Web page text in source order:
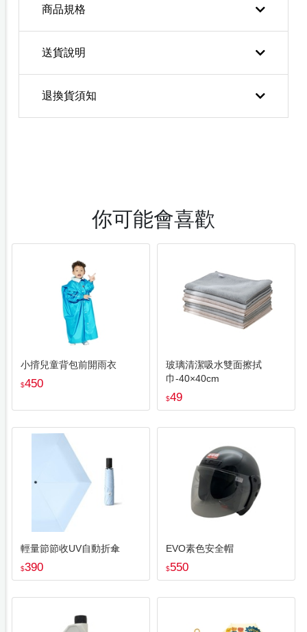
商品規格
送貨說明
退換貨須知
你可能會喜歡
小揹兒童背包前開雨衣
$450
玻璃清潔吸水雙面擦拭
巾-40×40cm
$49
輕量節節收UV自動折傘
$390
EVO素色安全帽
$550